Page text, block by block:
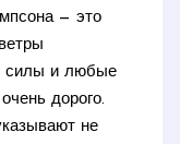
— это
силы и любые
дорого.
не